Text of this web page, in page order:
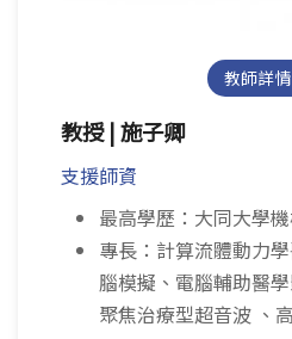
教師詳
教授 | 施子卿
支援師資
最高學歷：大同大學
專長：計算流體動力
腦模擬、電腦輔助醫
聚焦治療型超音波 、